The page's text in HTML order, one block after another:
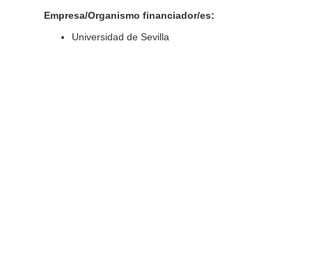
Empresa/Organismo financiador/es:
Universidad de Sevilla